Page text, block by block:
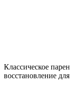
Классическое
восстановление